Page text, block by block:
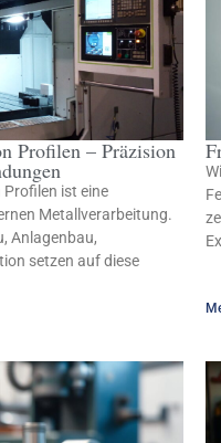
Profilen – Präzision
Profilen ist eine
Metallverarbeitung.
Anlagenbau,
setzen auf diese